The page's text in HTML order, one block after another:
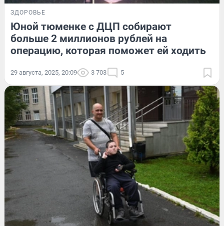
ЗДОРОВЬЕ
Юной тюменке с ДЦП собирают
больше 2 миллионов рублей на
операцию, которая поможет ей ходить
29 августа, 2025, 20:09 3 703 5